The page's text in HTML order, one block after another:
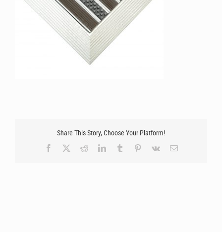
Share This Story, Choose Your Platform!
Facebook
RedditLinkedInTumblr Pinterest
Vk Email